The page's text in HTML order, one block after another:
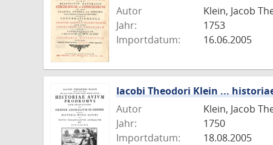
Autor
Klein, Jacob
Jahr:
1753
Importdatum:
16.06.2005
Iacobi Theodori Klein ...
Autor
Klein, Jacob
Jahr:
1750
Importdatum:
18.08.2005